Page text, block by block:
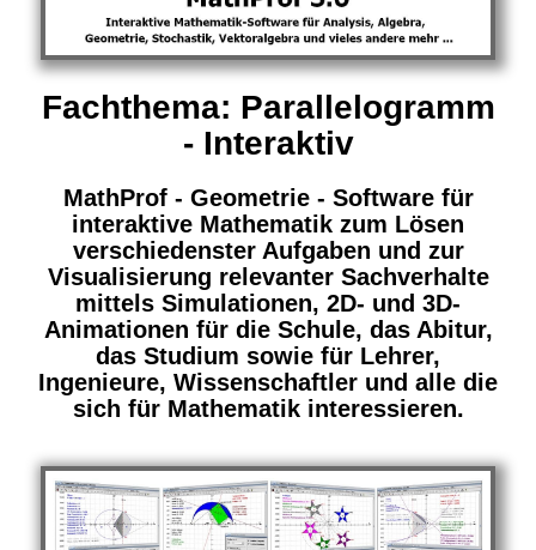
Fachthema: Parallelogramm
- Interaktiv
MathProf - Geometrie - Software für
interaktive Mathematik zum Lösen
verschiedenster Aufgaben und zur
Visualisierung relevanter Sachverhalte
mittels Simulationen, 2D- und 3D-
Animationen für die Schule, das Abitur,
das Studium sowie für Lehrer,
Ingenieure, Wissenschaftler und alle die
sich für Mathematik interessieren.